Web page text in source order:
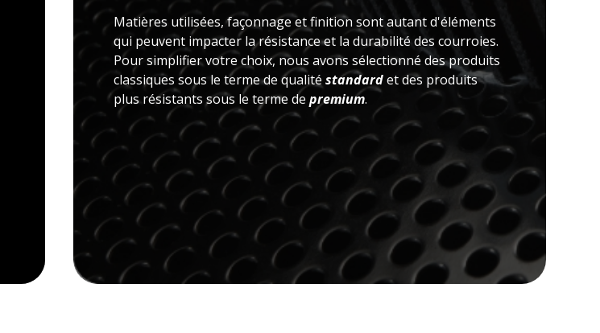
Matières utilisées, façonnage et finition sont autant d'éléments
qui peuvent impacter la résistance et la durabilité des courroies.
Pour simplifier votre choix, nous avons sélectionné des produits
classiques sous le terme de qualité standardet des produits
plus résistants sous le terme de premium.